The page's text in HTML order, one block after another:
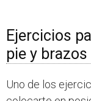
Ejercicios
pie y
Uno de los